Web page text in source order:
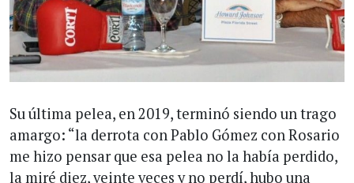
Su última pelea, en 2019, terminó siendo un trago
amargo: “la derrota con Pablo Gómez con Rosario
me hizo pensar que esa pelea no la había perdido,
la miré diez, veinte veces y no perdí, hubo una